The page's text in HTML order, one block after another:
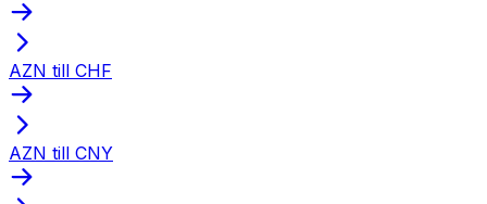
AZN till CHF
AZN till CNY